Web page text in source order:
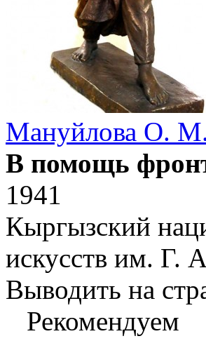
Мануйлова О.
В помощь
1941
Кыргызский
искусств им. Г.
Выводить на
Рекомендуем